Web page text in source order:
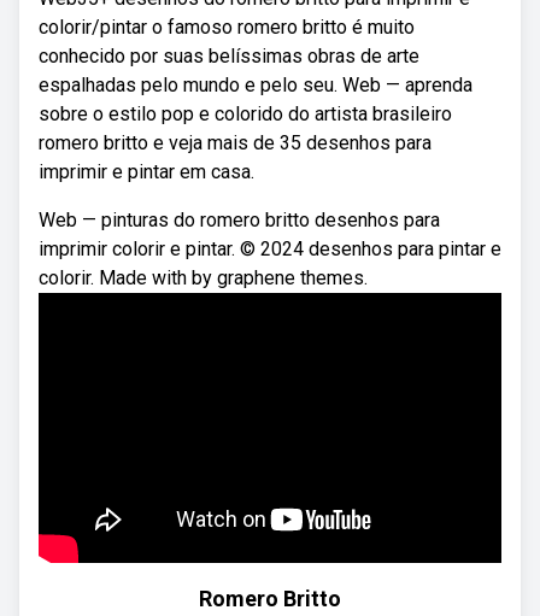
colorir/pintar o famoso romero britto é muito
conhecido por suas belíssimas obras de arte
espalhadas pelo mundo e pelo seu. Web — aprenda
sobre o estilo pop e colorido do artista brasileiro
romero britto e veja mais de 35 desenhos para
imprimir e pintar em casa.
Web — pinturas do romero britto desenhos para
imprimir colorir e pintar. © 2024 desenhos para pintar e
colorir. Made with by graphene themes.
Romero Britto